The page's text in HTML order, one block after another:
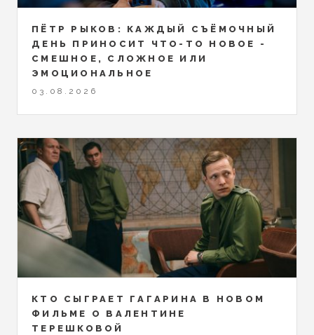
ПЁТР РЫКОВ: КАЖДЫЙ СЪЁМОЧНЫЙ
ДЕНЬ ПРИНОСИТ ЧТО-ТО НОВОЕ -
СМЕШНОЕ, СЛОЖНОЕ ИЛИ
ЭМОЦИОНАЛЬНОЕ
03.08.2026
КТО СЫГРАЕТ ГАГАРИНА В НОВОМ
ФИЛЬМЕ О ВАЛЕНТИНЕ
ТЕРЕШКОВОЙ